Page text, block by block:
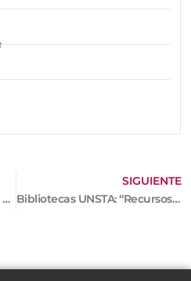
Conferencia virtual: “Finitud e infinitud ” (Descartes-Kant-Hegel-Feuerbach)
SIGUIENTE
Bibliotecas UNSTA: “Recursos Electrónicos y Bases de Datos”